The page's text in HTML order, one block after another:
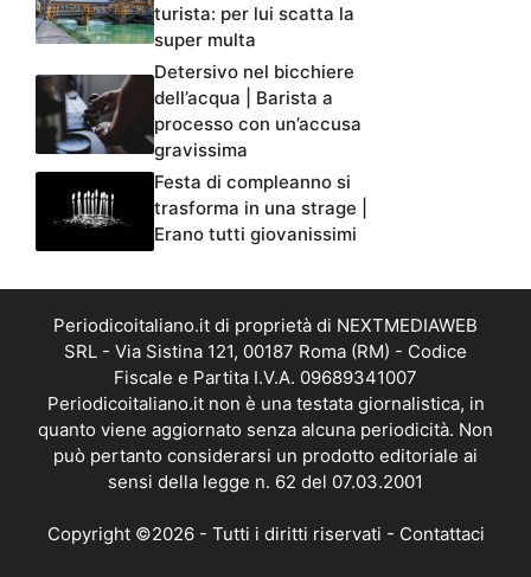
turista: per lui scatta la
super multa
Detersivo nel bicchiere
dell’acqua | Barista a
processo con un’accusa
gravissima
Festa di compleanno si
trasforma in una strage |
Erano tutti giovanissimi
Periodicoitaliano.it di proprietà di NEXTMEDIAWEB
SRL - Via Sistina 121, 00187 Roma (RM) - Codice
Fiscale e Partita I.V.A. 09689341007
Periodicoitaliano.it non è una testata giornalistica, in
quanto viene aggiornato senza alcuna periodicità. Non
può pertanto considerarsi un prodotto editoriale ai
sensi della legge n. 62 del 07.03.2001
Copyright ©2026 - Tutti i diritti riservati - Contattaci